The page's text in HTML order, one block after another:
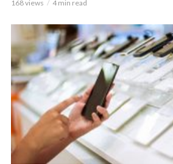
168 views 4 min read